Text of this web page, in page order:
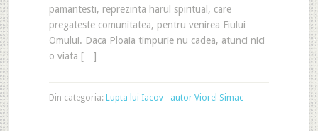
pamantesti, reprezinta harul spiritual, care
pregateste comunitatea, pentru venirea Fiului
Omului. Daca Ploaia timpurie nu cadea, atunci nici
o viata […]
Din categoria: Lupta lui Iacov - autor Viorel Simac